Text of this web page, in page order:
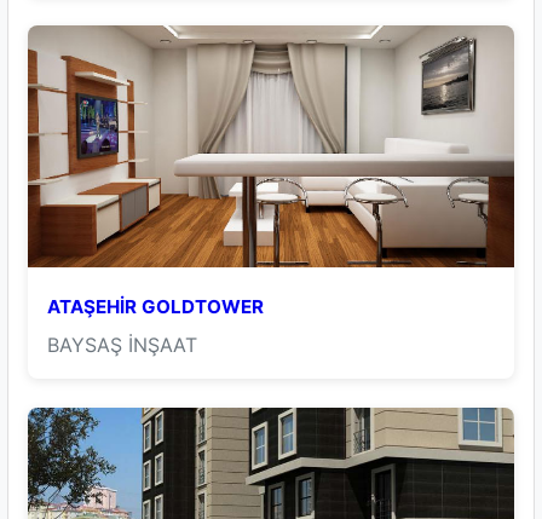
ATAŞEHİR GOLDTOWER
BAYSAŞ İNŞAAT